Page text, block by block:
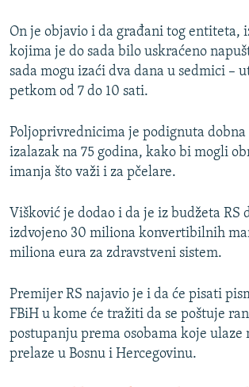
On je objavio i da građani tog entiteta,
kojima je do sada bilo uskraćeno
sada mogu izaći dva dana u sedmici –
petkom od 7 do 10 sati.
Poljoprivrednicima je podignuta dobna
izalazak na 75 godina, kako bi mogli
imanja što važi i za pčelare.
Višković je dodao i da je iz budžeta RS
izdvojeno 30 miliona konvertibilnih
miliona eura za zdravstveni sistem.
Premijer RS najavio je i da će pisati
FBiH u kome će tražiti da se poštuje
postupanju prema osobama koje ulaze
prelaze u Bosnu i Hercegovinu.